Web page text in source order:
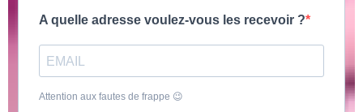
A quelle adresse voulez-vous les recevoir ?
Attention aux fautes de frappe 😉